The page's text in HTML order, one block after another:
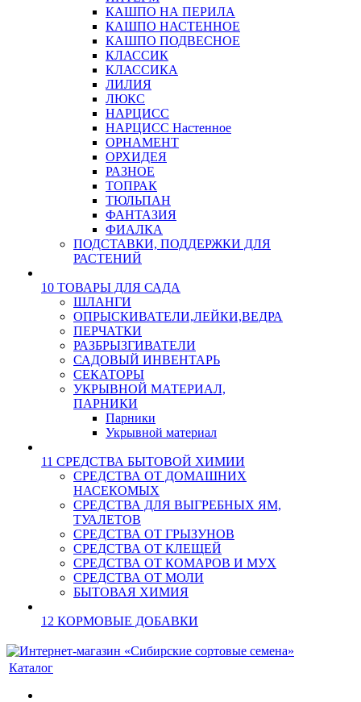
КАШПО НА ПЕРИЛА
КАШПО НАСТЕННОЕ
КАШПО ПОДВЕСНОЕ
КЛАССИК
КЛАССИКА
ЛИЛИЯ
ЛЮКС
НАРЦИСС
НАРЦИСС Настенное
ОРНАМЕНТ
ОРХИДЕЯ
РАЗНОЕ
ТОПРАК
ТЮЛЬПАН
ФАНТАЗИЯ
ФИАЛКА
ПОДСТАВКИ, ПОДДЕРЖКИ ДЛЯ
РАСТЕНИЙ
10 ТОВАРЫ ДЛЯ САДА
ШЛАНГИ
ОПРЫСКИВАТЕЛИ,ЛЕЙКИ,ВЕДРА
ПЕРЧАТКИ
РАЗБРЫЗГИВАТЕЛИ
САДОВЫЙ ИНВЕНТАРЬ
СЕКАТОРЫ
УКРЫВНОЙ МАТЕРИАЛ,
ПАРНИКИ
Парники
Укрывной материал
11 СРЕДСТВА БЫТОВОЙ ХИМИИ
СРЕДСТВА ОТ ДОМАШНИХ
НАСЕКОМЫХ
СРЕДСТВА ДЛЯ ВЫГРЕБНЫХ ЯМ,
ТУАЛЕТОВ
СРЕДСТВА ОТ ГРЫЗУНОВ
СРЕДСТВА ОТ КЛЕЩЕЙ
СРЕДСТВА ОТ КОМАРОВ И МУХ
СРЕДСТВА ОТ МОЛИ
БЫТОВАЯ ХИМИЯ
12 КОРМОВЫЕ ДОБАВКИ
Каталог